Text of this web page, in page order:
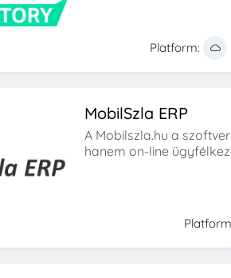
Platform:
MobilSzla ERP
A Mobilszla.hu a
hanem on-line